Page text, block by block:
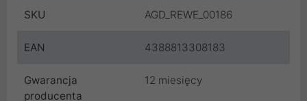
SKU AGD_REWE_00186
EAN 4388813308183
Gwarancja
producenta
12 miesięcy